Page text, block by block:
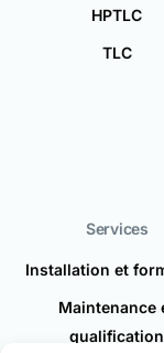
HPTLC
TLC
Services
Installation et
Maintenance
qualification